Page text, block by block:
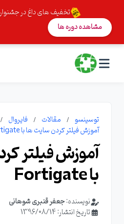
تخفیف های داغ در
مشاهده دوره ها
توسینسو مقالات
فایروال
آموزش فیلتر کردن سایت ها با Fortigate
آموزش فیلتر
با Fortigate
نویسنده:جعفر قنبری شوهانی
تاریخ انتشار: 1396/08/14